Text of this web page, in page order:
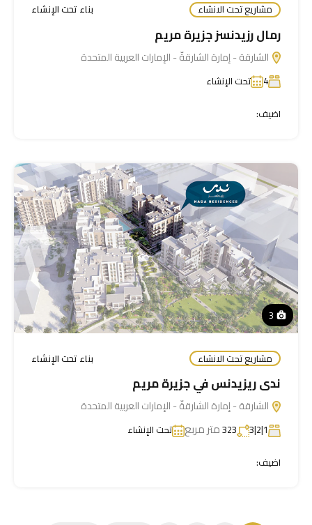
مشاريع تحت الانشاء بناء تحت الإنشاء
رمال رزيدنسز جزيرة مريم
الشارقة - إمارة الشارقةّ - الإمارات العربية المتحدة
4
تحت الإنشاء
اضيف:
3
مشاريع تحت الانشاء بناء تحت الإنشاء
ندى ريزيدنس في جزيرة مريم
الشارقة - إمارة الشارقةّ - الإمارات العربية المتحدة
1|2|3
323متر مربع
تحت الإنشاء
اضيف: